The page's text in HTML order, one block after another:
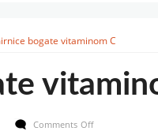
bogate vitaminom C
Comments Offon